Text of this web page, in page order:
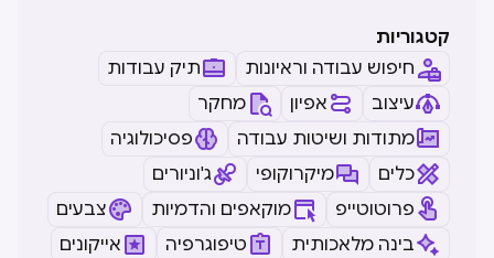
קטגוריות
חיפוש עבודה וראיונות
תיק עבודות
עיצוב
אפיון
מחקר
מתודות ושיטות עבודה
פסיכולוגיה
כלים
מיקרוקופי
ג'וניורים
פרוטוטייפ
מוקאפים והדמיות
צבעים
בינה מלאכותית
טיפוגרפיה
אייקונים